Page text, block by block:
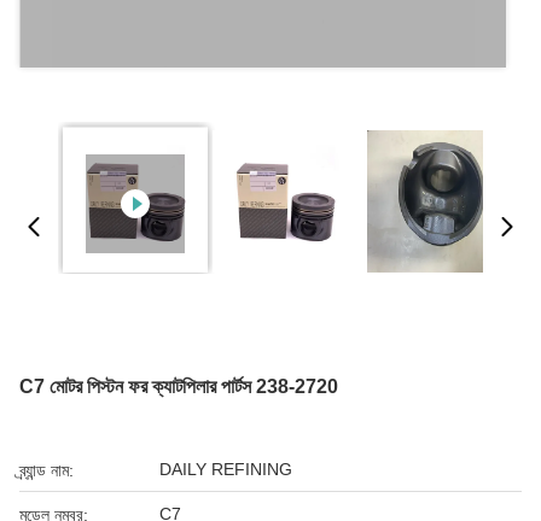
C7 মোটর পিস্টন ফর ক্যাটপিলার পার্টস 238-2720
ব্র্যান্ড নাম: DAILY REFINING
মডেল নম্বর: C7